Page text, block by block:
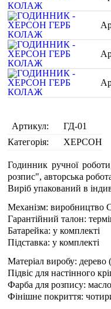
Артикул:
ГД-01
Категорія:
ХЕРСОН
Годинник ручної
розпис", авторська
Виріб упакований в
Механізм:
Гарантійний талон:
Батарейка: у комплекті
Підставка: у комплекті
Матеріал виробу:
Підвіс для настінного
Фарба для розпису: масло
Фінішне покриття: